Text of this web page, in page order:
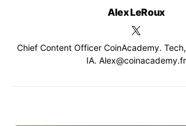
Alex LeRoux
Chief Content Officer CoinAcademy.
IA. Alex@coinacademy.fr